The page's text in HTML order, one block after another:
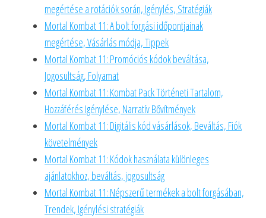
megértése a rotációk során, Igénylés, Stratégiák
Mortal Kombat 11: A bolt forgási időpontjainak
megértése, Vásárlás módja, Tippek
Mortal Kombat 11: Promóciós kódok beváltása,
Jogosultság, Folyamat
Mortal Kombat 11: Kombat Pack Történeti Tartalom,
Hozzáférés Igénylése, Narratív Bővítmények
Mortal Kombat 11: Digitális kód vásárlások, Beváltás, Fiók
követelmények
Mortal Kombat 11: Kódok használata különleges
ajánlatokhoz, beváltás, jogosultság
Mortal Kombat 11: Népszerű termékek a bolt forgásában,
Trendek, Igénylési stratégiák